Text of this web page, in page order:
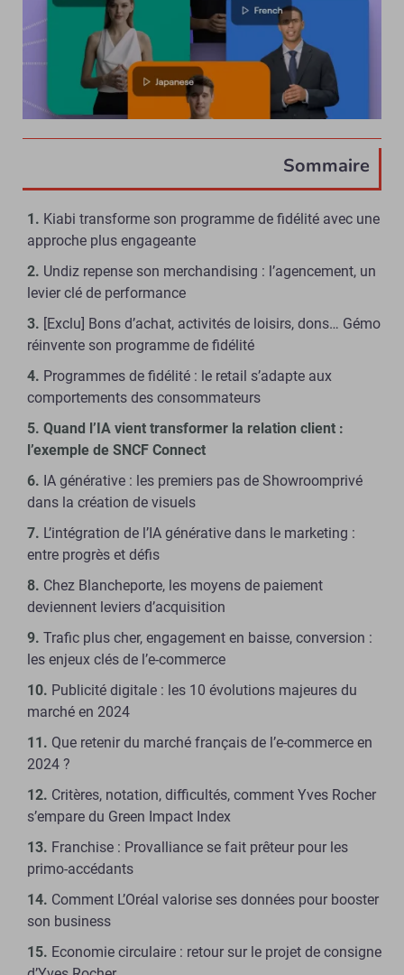
Sommaire
Kiabi transforme son programme de fidélité avec une
approche plus engageante
Undiz repense son merchandising : l’agencement, un
levier clé de performance
[Exclu] Bons d’achat, activités de loisirs, dons… Gémo
réinvente son programme de fidélité
Programmes de fidélité : le retail s’adapte aux
comportements des consommateurs
Quand l’IA vient transformer la relation client :
l’exemple de SNCF Connect
IA générative : les premiers pas de Showroomprivé
dans la création de visuels
L’intégration de l’IA générative dans le marketing :
entre progrès et défis
Chez Blancheporte, les moyens de paiement
deviennent leviers d’acquisition
Trafic plus cher, engagement en baisse, conversion :
les enjeux clés de l’e-commerce
Publicité digitale : les 10 évolutions majeures du
marché en 2024
Que retenir du marché français de l’e-commerce en
2024 ?
Critères, notation, difficultés, comment Yves Rocher
s’empare du Green Impact Index
Franchise : Provalliance se fait prêteur pour les
primo-accédants
Comment L’Oréal valorise ses données pour booster
son business
Economie circulaire : retour sur le projet de consigne